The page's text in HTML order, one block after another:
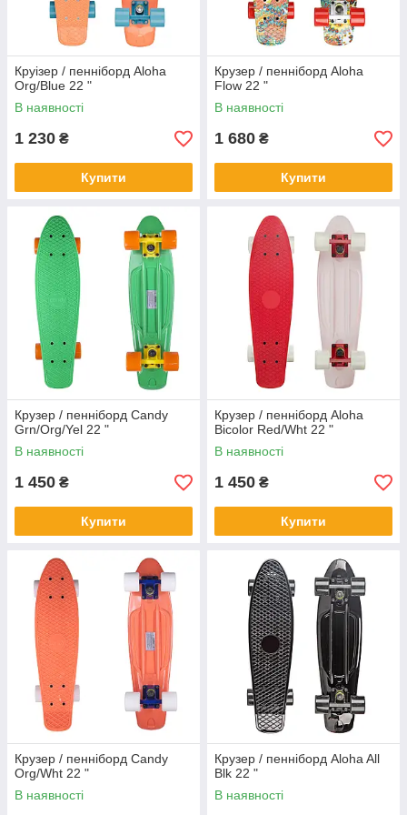
Круізер / пенніборд Aloha
Org/Blue 22 "
В наявності
1 230 ₴
Купити
Крузер / пенніборд Aloha
Flow 22 "
В наявності
1 680 ₴
Купити
Крузер / пенніборд Candy
Grn/Org/Yel 22 "
В наявності
1 450 ₴
Купити
Крузер / пенніборд Aloha
Bicolor Red/Wht 22 "
В наявності
1 450 ₴
Купити
Крузер / пенніборд Candy
Org/Wht 22 "
В наявності
Крузер / пенніборд Aloha All
Blk 22 "
В наявності